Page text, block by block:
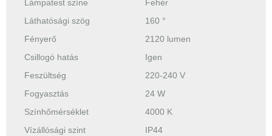
Lámpatest színe
Fehér
Láthatósági szög
160 °
Fényerő
2120 lumen
Csillogó hatás
Igen
Feszültség
220-240 V
Fogyasztás
24 W
Színhőmérséklet
4000 K
Vízállósági szint
IP44